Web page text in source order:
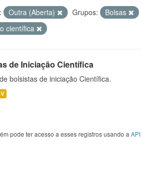
Outra (Aberta) Grupos: Bolsas
científica
de Iniciação Científica
bolsistas de iniciação Científica.
pode ter acesso a esses registros usando a API